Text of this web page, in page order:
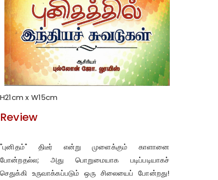
H21cm x W15cm
Review
"புனிதம்" திடீர் என்று முளைக்கும் காளானை
போன்றதல்ல; அது பொறுமையாக படிப்படியாகச்
செதுக்கி உருவாக்கப்படும் ஒரு சிலையைப் போன்றது!